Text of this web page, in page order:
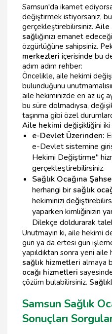
Samsun'da ikamet
değiştirmek istiyorsanız,
gerçekleştirebilirsiniz. Aile
sağlığınızı emanet
özgürlüğüne sahipsiniz.
merkezleri içerisinde bu
adım adım rehber:
Öncelikle, aile hekimi
bulunduğunu
aile hekiminizde en az üç
bu süre dolmadıysa,
taşınma gibi özel
Aile hekimi değişikliğini iki
e-Devlet Üzerinden:
e-Devlet sistemine
Hekimi Değiştirme"
gerçekleştirebilirsiniz.
Sağlık Ocağına
herhangi birsağlık
hekiminizi
yaparken kimliğinizin
Dilekçe doldurarak
Unutmayın ki, aile hekimi
gün ya da ertesi gün
yapıldıktan sonra yeni aile
sağlık hizmetleri almaya
ocağı hizmetleri
çözüm bulabilirsiniz. Sağl
Samsun Sağlık
Sonuçları